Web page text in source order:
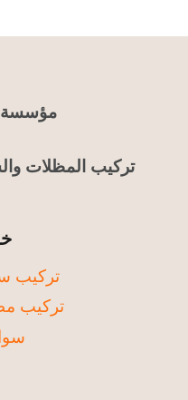
مؤسسة
تركيب المظلات
تركيب
تركيب